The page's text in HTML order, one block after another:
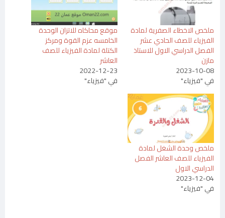
ملخص الاخطاء الصفرية لمادة
الفيزياء للصف الحادي عشر
الفصل الدراسي الاول للاستاذ
مازن
2023-10-08
في "فيزياء"
موقع محاكاه للاتزان الوحدة
الخامسه عزم القوة ومركز
الكتلة لمادة الفيزياء للصف
العاشر
2022-12-23
في "فيزياء"
ملخص وحدة الشغل لمادة
الفيزياء للصف العاشر الفصل
الدراسي الاول
2023-12-04
في "فيزياء"